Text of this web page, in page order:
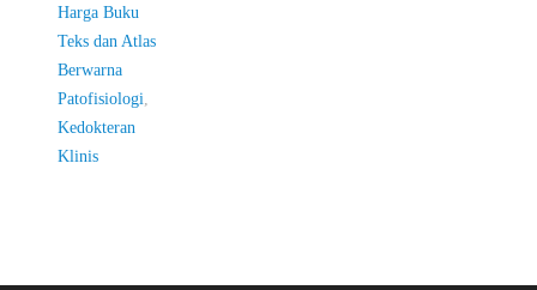
Harga Buku
Teks dan Atlas
Berwarna
Patofisiologi
Kedokteran
Klinis